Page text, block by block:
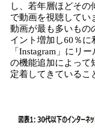
し、若年層ほどその
で動画を視聴してい
動画が最も多いもの
イント増加し60％に
「Instagram」にリ
の機能追加によって
定着してきているこ